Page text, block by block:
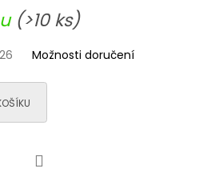
(>10 ks)
Možnosti doručení